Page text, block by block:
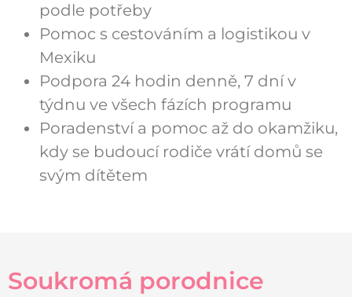
podle potřeby
Pomoc s cestováním a logistikou v
Mexiku
Podpora 24 hodin denně, 7 dní v
týdnu ve všech fázích programu
Poradenství a pomoc až do okamžiku,
kdy se budoucí rodiče vrátí domů se
svým dítětem
Soukromá porodnice